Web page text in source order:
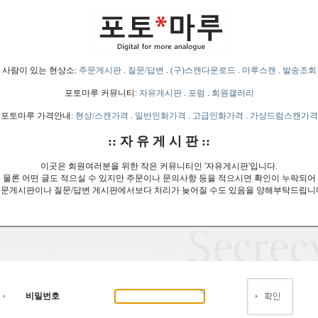
사람이 있는 현상소: 주문게시판. 질문/답변 . (구)스캔다운로드 . 마루스캔 . 발송조회
포토마루 커뮤니티: 자유게시판. 포럼 . 회원갤러리
포토마루 가격안내: 현상/스캔가격 . 일반인화가격 . 고급인화가격 . 가상드럼스캔가격
:: 자 유 게 시 판 ::
이곳은 회원여러분을 위한 작은 커뮤니티인 '자유게시판'입니다.
물론 어떤 글도 적으실 수 있지만 주문이나 문의사항 등을 적으시면 확인이 누락되어
게시판이나 질문/답변 게시판에서보다 처리가 늦어질 수도 있음을 양해부탁드립니
비밀번호